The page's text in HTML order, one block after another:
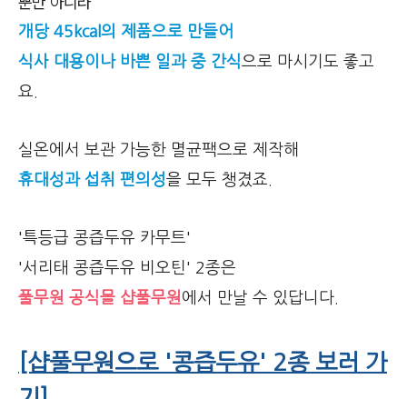
개당 45kcal의 제품으로 만들어
식사 대용이나 바쁜 일과 중 간식으로 마시기도 좋고
요.
실온에서 보관 가능한 멸균팩으로 제작해
휴대성과 섭취 편의성을 모두 챙겼죠.
'특등급 콩즙두유 카무트'
'서리태 콩즙두유 비오틴' 2종은
풀무원 공식몰 샵풀무원에서 만날 수 있답니다.
[샵풀무원으로 '콩즙두유' 2종 보러 가